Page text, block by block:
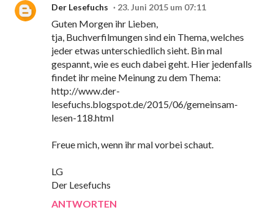
Der Lesefuchs 23. Juni 2015 um 07:11
Guten Morgen ihr Lieben,
tja, Buchverfilmungen sind ein Thema, welches
jeder etwas unterschiedlich sieht. Bin mal
gespannt, wie es euch dabei geht. Hier jedenfalls
findet ihr meine Meinung zu dem Thema:
http://www.der-
lesefuchs.blogspot.de/2015/06/gemeinsam-
lesen-118.html
Freue mich, wenn ihr mal vorbei schaut.
LG
Der Lesefuchs
ANTWORTEN